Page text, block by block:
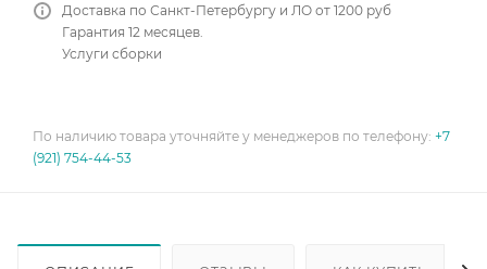
Доставка по Санкт-Петербургу и ЛО от 1200 руб
Гарантия 12 месяцев.
Услуги сборки
По наличию товара уточняйте у менеджеров по телефону: +7
(921) 754-44-53